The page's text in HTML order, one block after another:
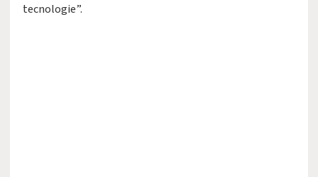
tecnologie”.